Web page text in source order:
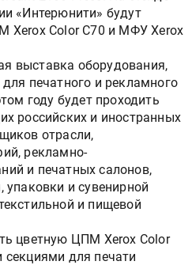
«Интерюнити» будут
Xerox Color C70 и МФУ Xerox
выставка оборудования,
печатного и рекламного
году будет проходить
российских и иностранных
отрасли,
рекламно-
и печатных салонов,
упаковки и сувенирной
и пищевой
цветную ЦПМ Xerox Color
для печати